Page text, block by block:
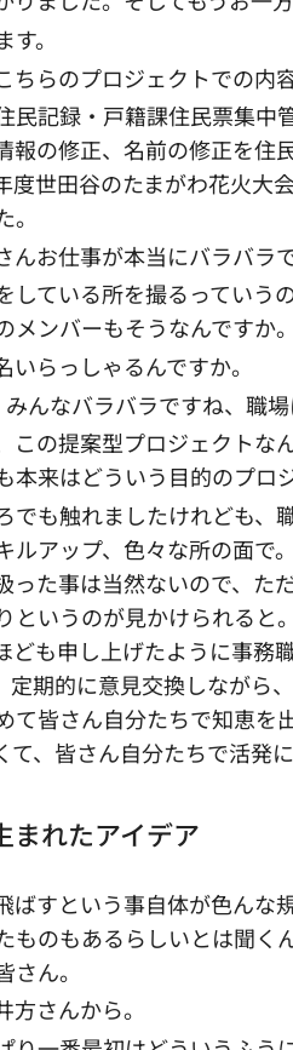
。
らのプロジェクトでの内
民記録・戸籍課住民票集
報の修正、名前の修正を
度世田谷のたまがわ花火
お仕事が本当にバラバラ
している所を撮るってい
ンバーもそうなんですか。
らっしゃるんですか。
んなバラバラですね、職場
この提案型プロジェクト
本来はどういう目的のプ
でも触れましたけれども
ルアップ、色々な所の面
った事は当然ないので、
というのが見かけられる
ども申し上げたように事
定期的に意見交換しなが
て皆さん自分たちで知恵
て、皆さん自分たちで活発
まれたアイデア
ばすという事自体が色ん
ものもあるらしいとは聞
ん。
さんから。